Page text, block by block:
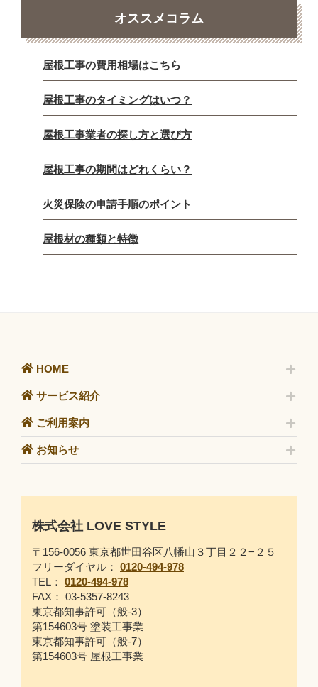
オススメコラム
屋根工事の費用相場はこちら
屋根工事のタイミングはいつ？
屋根工事業者の探し方と選び方
屋根工事の期間はどれくらい？
火災保険の申請手順のポイント
屋根材の種類と特徴
HOME
サービス紹介
ご利用案内
お知らせ
株式会社 LOVE STYLE
〒156-0056 東京都世田谷区八幡山３丁目２２−２５
フリーダイヤル： 0120-494-978
TEL： 0120-494-978
FAX： 03-5357-8243
東京都知事許可（般-3）
第154603号 塗装工事業
東京都知事許可（般-7）
第154603号 屋根工事業